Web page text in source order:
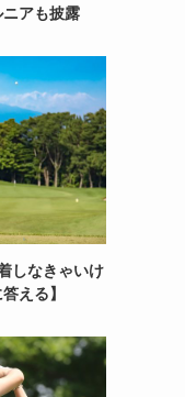
ニアも披露
しなきゃいけ
える】